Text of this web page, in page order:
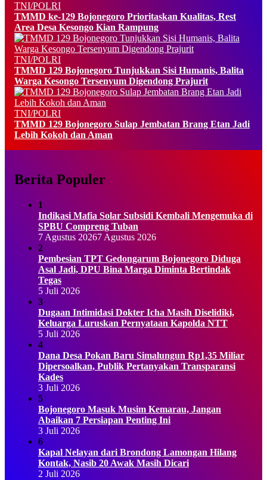
TNI/POLRI
TMMD ke-129 Bojonegoro Prioritaskan Kualitas, Rest
Area Desa Kesongo Kian Rampung
TNI/POLRI
TMMD 129 Bojonegoro Tunjukkan Sisi Humanis, Balita
Warga Kesongo Tersenyum Digendong Prajurit
TNI/POLRI
TMMD 129 Bojonegoro Sulap Jembatan Brang Etan Jadi
Lebih Kokoh dan Aman
Berita Populer
1
Indikasi Mafia Solar Subsidi Kembali Mengemuka di
SPBU Compreng Tuban
7 Agustus 20267 Agustus 2026
2
Pembesian TPT Gedongarum Bojonegoro Diduga
Asal Jadi, DPU Bina Marga Diminta Bertindak
Tegas
5 Juli 2026
3
Dugaan Intimidasi Dokter Icha Masih Diselidiki,
Keluarga Luruskan Pernyataan Kapolda NTT
5 Juli 2026
4
Dana Desa Pokan Baru Simalungun Rp1,35 Miliar
Dipersoalkan, Publik Pertanyakan Transparansi
Kades
3 Juli 2026
5
Bojonegoro Masuk Musim Kemarau, Jangan
Abaikan 7 Persiapan Penting Ini
3 Juli 2026
6
Kapal Nelayan dari Brondong Lamongan Hilang
Kontak, Nasib 20 Awak Masih Dicari
2 Juli 2026